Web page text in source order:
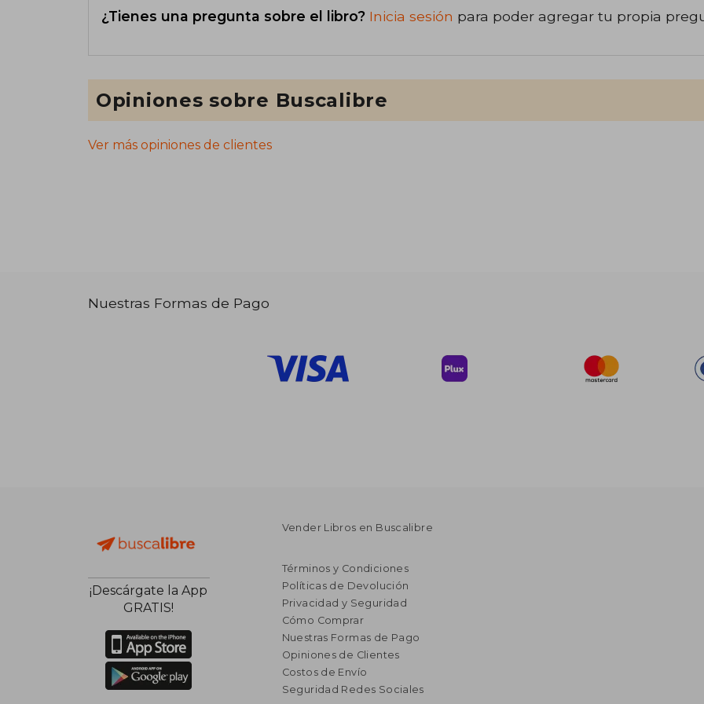
¿Tienes una pregunta sobre el libro? Inicia sesión para poder agregar tu propia
Opiniones sobre Buscalibre
Ver más opiniones de clientes
Nuestras Formas de Pago
¡Descárgate la App
GRATIS!
Vender Libros en Buscalibre
Términos y Condiciones
Políticas de Devolución
Privacidad y Seguridad
Cómo Comprar
Nuestras Formas de Pago
Opiniones de Clientes
Costos de Envío
Seguridad Redes Sociales